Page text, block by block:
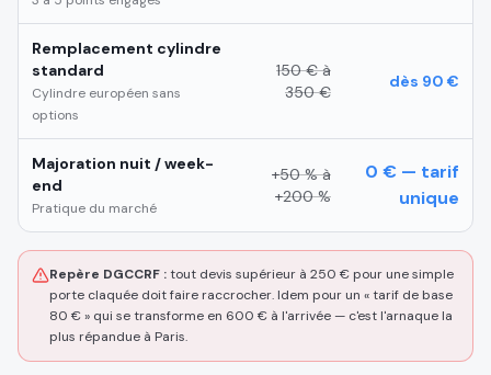
Remplacement cylindre
standard
Cylindre européen sans
options
150 € à
350 €
dès 90 €
Majoration nuit / week-
end
Pratique du marché
+50 % à
+200 %
0 € — tarif
unique
Repère DGCCRF :tout devis supérieur à 250 € pour une simple
porte claquée doit faire raccrocher. Idem pour un « tarif de base
80 € » qui se transforme en 600 € à l'arrivée — c'est l'arnaque la
plus répandue à Paris.